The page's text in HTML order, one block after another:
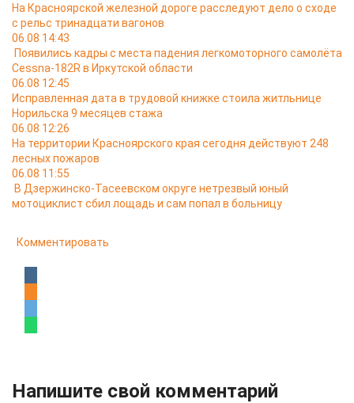
На Красноярской железной дороге расследуют дело о сходе
с рельс тринадцати вагонов
06.08 14:43
Появились кадры с места падения легкомоторного самолёта
Cessna-182R в Иркутской области
06.08 12:45
Исправленная дата в трудовой книжке стоила житльнице
Норильска 9 месяцев стажа
06.08 12:26
На территории Красноярского края сегодня действуют 248
лесных пожаров
06.08 11:55
В Дзержинско-Тасеевском округе нетрезвый юный
мотоциклист сбил лощадь и сам попал в больницу
Комментировать
Напишите свой комментарий